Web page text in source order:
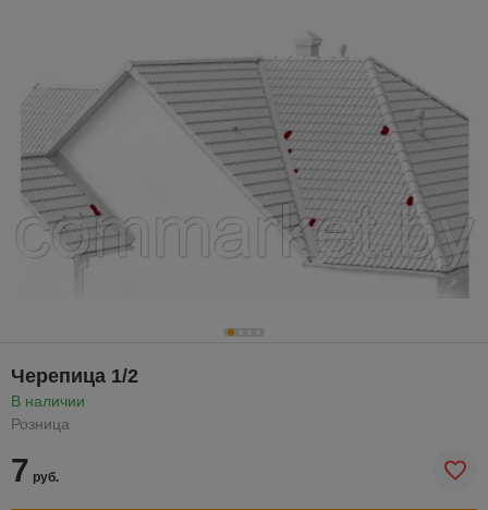
Черепица 1/2
В наличии
Розница
7 руб.